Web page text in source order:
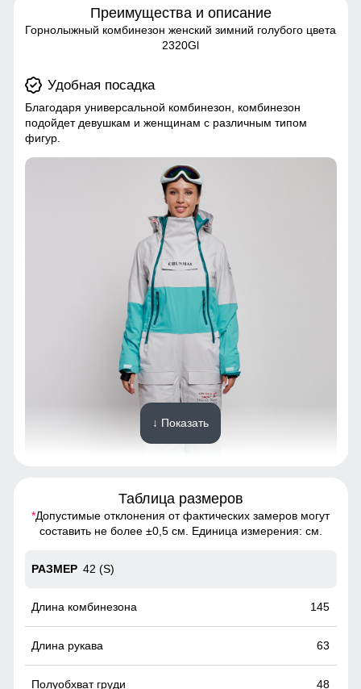
Преимущества и описание
Горнолыжный комбинезон женский зимний голубого цвета
2320Gl
Удобная посадка
Благодаря универсальной комбинезон, комбинезон
подойдет девушкам и женщинам с различным типом
фигур.
Благодаря универсальной комбинезон, комбинезон
подойдет девушкам и женщинам с различным типом
Элемент одежды нужен для защиты шеи от холода, но со
↓ Показать
Таблица размеров
*Допустимые отклонения от фактических замеров могут
составить не более ±0,5 см. Единица измерения: см.
42 (S)
145
63
48